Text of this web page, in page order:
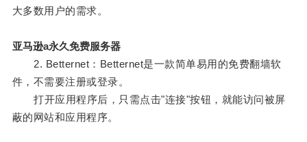
大多数用户的需求。
亚马逊a永久免费服务器
2. Betternet：Betternet是一款简单易用的免费翻墙软
件，不需要注册或登录。
打开应用程序后，只需点击"连接"按钮，就能访问被屏
蔽的网站和应用程序。